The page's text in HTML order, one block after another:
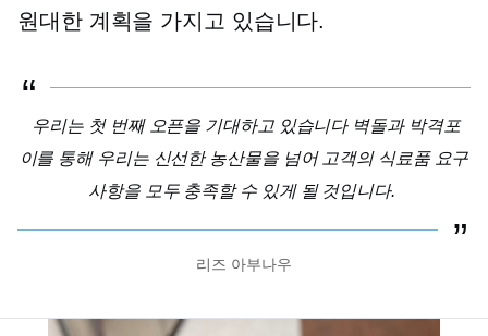
원대한 계획을 가지고 있습니다.
우리는 첫 번째 오픈을 기대하고 있습니다 벽돌과 박격포
이를 통해 우리는 신선한 농산물을 넘어 고객의 식료품 요구
사항을 모두 충족할 수 있게 될 것입니다.
리즈 아부나우